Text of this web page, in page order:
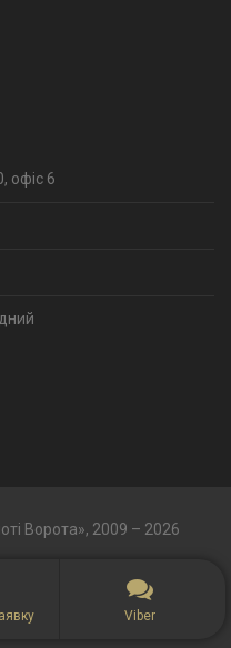
Viber
офіс 6
Ворота», 2009 – 2026